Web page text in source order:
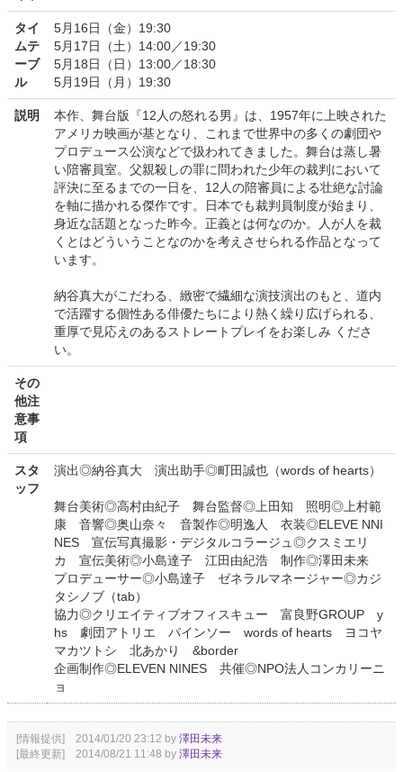
タイ
ムテ
ーブ
ル
5月16日（金）19:30
5月17日（土）14:00／19:30
5月18日（日）13:00／18:30
5月19日（月）19:30
説明
本作、舞台版『12人の怒れる男』は、1957年に上映された
アメリカ映画が基となり、これまで世界中の多くの劇団や
プロデュース公演などで扱われてきました。舞台は蒸し暑
い陪審員室。父親殺しの罪に問われた少年の裁判において
評決に至るまでの一日を、12人の陪審員による壮絶な討論
を軸に描かれる傑作です。日本でも裁判員制度が始まり、
身近な話題となった昨今。正義とは何なのか。人が人を裁
くとはどういうことなのかを考えさせられる作品となって
います。
納谷真大がこだわる、緻密で繊細な演技演出のもと、道内
で活躍する個性ある俳優たちにより熱く繰り広げられる、
重厚で見応えのあるストレートプレイをお楽しみ くださ
い。
その
他注
意事
項
スタ
ッフ
演出◎納谷真大 演出助手◎町田誠也（words of hearts）
舞台美術◎高村由紀子 舞台監督◎上田知 照明◎上村範
康 音響◎奥山奈々 音製作◎明逸人 衣装◎ELEVE NNI
NES 宣伝写真撮影・デジタルコラージュ◎クスミエリ
カ 宣伝美術◎小島達子 江田由紀浩 制作◎澤田未来
プロデューサー◎小島達子 ゼネラルマネージャー◎カジ
タシノブ（tab）
協力◎クリエイティブオフィスキュー 富良野GROUP y
hs 劇団アトリエ パインソー words of hearts ヨコヤ
マカツトシ 北あかり &border
企画制作◎ELEVEN NINES 共催◎NPO法人コンカリーニ
ョ
[情報提供] 2014/01/20 23:12 by 澤田未来
[最終更新] 2014/08/21 11:48 by 澤田未来